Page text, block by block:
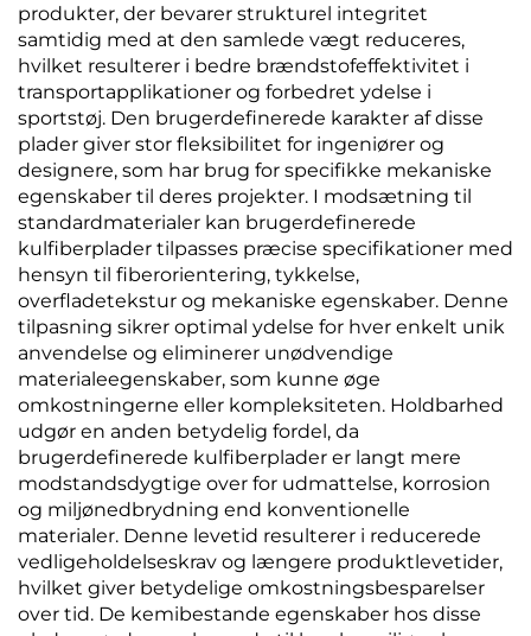
produkter, der bevarer strukturel integritet
samtidig med at den samlede vægt reduceres,
hvilket resulterer i bedre brændstofeffektivitet i
transportapplikationer og forbedret ydelse i
sportstøj. Den brugerdefinerede karakter af disse
plader giver stor fleksibilitet for ingeniører og
designere, som har brug for specifikke mekaniske
egenskaber til deres projekter. I modsætning til
standardmaterialer kan brugerdefinerede
kulfiberplader tilpasses præcise specifikationer med
hensyn til fiberorientering, tykkelse,
overfladetekstur og mekaniske egenskaber. Denne
tilpasning sikrer optimal ydelse for hver enkelt unik
anvendelse og eliminerer unødvendige
materialeegenskaber, som kunne øge
omkostningerne eller kompleksiteten. Holdbarhed
udgør en anden betydelig fordel, da
brugerdefinerede kulfiberplader er langt mere
modstandsdygtige over for udmattelse, korrosion
og miljønedbrydning end konventionelle
materialer. Denne levetid resulterer i reducerede
vedligeholdelseskrav og længere produktlevetider,
hvilket giver betydelige omkostningsbesparelser
over tid. De kemi­bestande egenskaber hos disse